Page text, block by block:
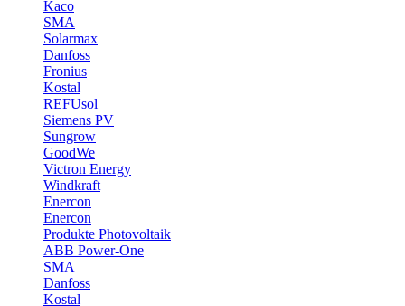
Kaco
SMA
Solarmax
Danfoss
Fronius
Kostal
REFUsol
Siemens PV
Sungrow
GoodWe
Victron Energy
Windkraft
Enercon
Enercon
Produkte Photovoltaik
ABB Power-One
SMA
Danfoss
Kostal